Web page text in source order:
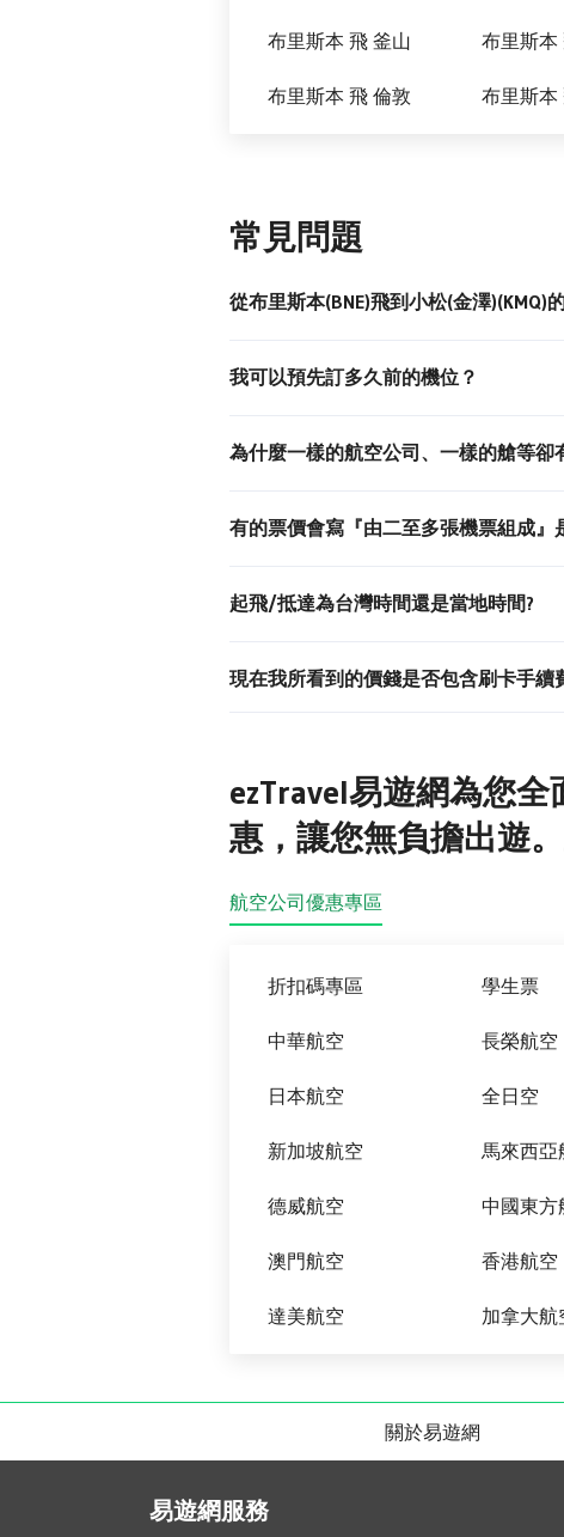
布里斯本 飛 釜山 布里斯本
布里斯本 飛 倫敦 布里斯本
常見問題
從布里斯本(BNE)飛到小松(金澤)(KMQ)
我可以預先訂多久前的機位？
為什麼一樣的航空公司、一樣的艙等卻
有的票價會寫『由二至多張機票組成』
起飛/抵達為台灣時間還是當地時間?
現在我所看到的價錢是否包含刷卡手續
ezTravel易遊網為您
惠，讓您無負擔出遊
航空公司優惠專區
折扣碼專區 學生票
中華航空 長榮航空
日本航空 全日空
新加坡航空 馬來西亞
德威航空 中國東方
澳門航空 香港航空
達美航空 加拿大航
關於易遊網
易遊網服務